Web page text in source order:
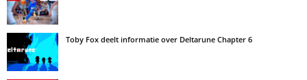
Toby Fox deelt informatie over Deltarune Chapter 6